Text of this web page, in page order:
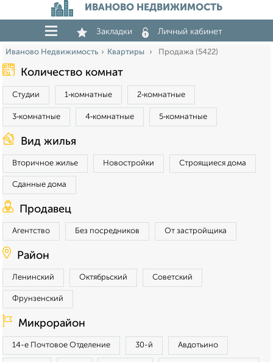
ИВАНОВО НЕДВИЖИМОСТЬ
Закладки Личный кабинет
Иваново Недвижимость Квартиры Продажа (5422)
Количество комнат
Студии 1‑комнатные 2‑комнатные
3‑комнатные 4‑комнатные 5‑комнатные
Вид жилья
Вторичное жилье Новостройки Строящиеся дома
Сданные дома
Продавец
Агентство Без посредников От застройщика
Район
Ленинский Октябрьский Советский
Фрунзенский
Микрорайон
14-е Почтовое Отделение 30-й Авдотьино